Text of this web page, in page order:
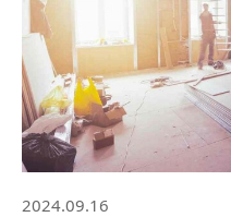
2024.09.16